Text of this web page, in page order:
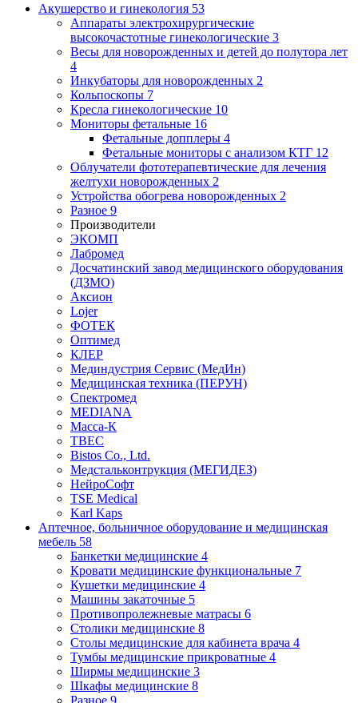
Акушерство и гинекология 53
Аппараты электрохирургические
высокочастотные гинекологические 3
Весы для новорожденных и детей до полутора лет
4
Инкубаторы для новорожденных 2
Кольпоскопы 7
Кресла гинекологические 10
Мониторы фетальные 16
Фетальные допплеры 4
Фетальные мониторы с анализом КТГ 12
Облучатели фототерапевтические для лечения
желтухи новорожденных 2
Устройства обогрева новорожденных 2
Разное 9
Производители
ЭКОМП
Лабромед
Досчатинский завод медицинского оборудования
(ДЗМО)
Аксион
Lojer
ФОТЕК
Оптимед
КЛЕР
Мединдустрия Сервис (МедИн)
Медицинская техника (ПЕРУН)
Спектромед
MEDIANA
Масса-К
ТВЕС
Bistos Co., Ltd.
Медстальконтрукция (МЕГИДЕЗ)
НейроСофт
TSE Medical
Karl Kaps
Аптечное, больничное оборудование и медицинская
мебель 58
Банкетки медицинские 4
Кровати медицинские функциональные 7
Кушетки медицинские 4
Машины закаточные 5
Противопролежневые матрасы 6
Столики медицинские 8
Столы медицинские для кабинета врача 4
Тумбы медицинские прикроватные 4
Ширмы медицинские 3
Шкафы медицинские 8
Разное 9